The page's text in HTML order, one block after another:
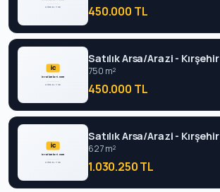
450.000 TL
Satılık Arsa/Arazi - Kırşehir
750 m²
450.000 TL
Satılık Arsa/Arazi - Kırşehir
627 m²
1.030.250 TL